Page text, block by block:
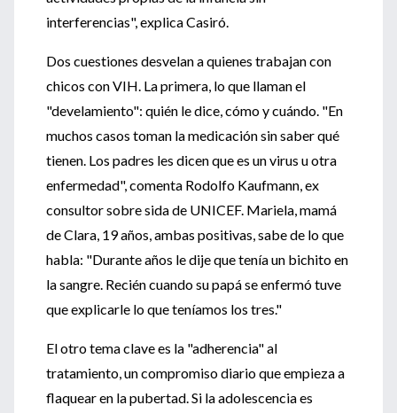
interferencias", explica Casiró.
Dos cuestiones desvelan a quienes trabajan con
chicos con VIH. La primera, lo que llaman el
"develamiento": quién le dice, cómo y cuándo. "En
muchos casos toman la medicación sin saber qué
tienen. Los padres les dicen que es un virus u otra
enfermedad", comenta Rodolfo Kaufmann, ex
consultor sobre sida de UNICEF. Mariela, mamá
de Clara, 19 años, ambas positivas, sabe de lo que
habla: "Durante años le dije que tenía un bichito en
la sangre. Recién cuando su papá se enfermó tuve
que explicarle lo que teníamos los tres."
El otro tema clave es la "adherencia" al
tratamiento, un compromiso diario que empieza a
flaquear en la pubertad. Si la adolescencia es